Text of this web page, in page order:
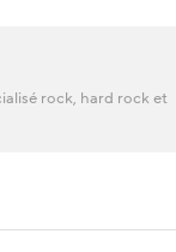
rock, hard rock et